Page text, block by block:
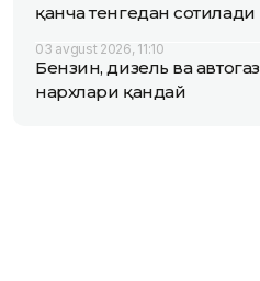
қанча тенгедан сотилади
03 avgust 2026, 11:10
Бензин, дизель ва автогаз
нархлари қандай